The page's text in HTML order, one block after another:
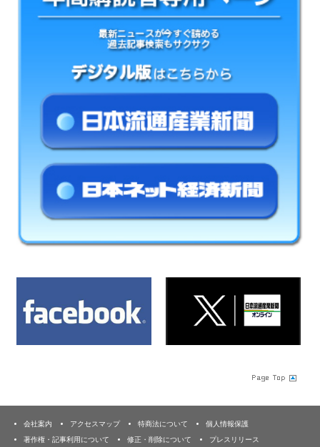
会社案内 アクセスマップ 特商法について
個人情報保護
著作権・記事利用について
修正・削除について プレスリリース